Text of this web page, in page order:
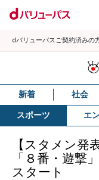
dバリューパスご契約済みの
新着 社会
スポーツ エ
【スタメン発
「８番・遊
スタート